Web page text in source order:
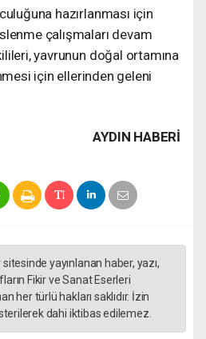
hazırlanması için
çalışmaları devam
yavrunun doğal ortamına
için ellerinden geleni
AYDIN HABERİ
yayınlanan haber, yazı,
Fikir ve Sanat Eserleri
her türlü hakları saklıdır. İzin
dahi iktibas edilemez.